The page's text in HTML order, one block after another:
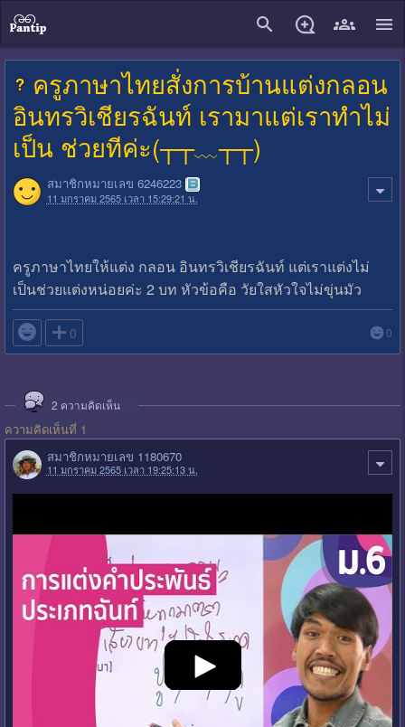
ครูภาษาไทยสั่งการบ้านแต่งกลอน
อินทรวิเชียรฉันท์ เรามาแต่เราทำไม่
เป็น ช่วยทีค่ะ(┬┬﹏┬┬)
สมาชิกหมายเลข 6246223
11 มกราคม 2565 เวลา 15:29:21 น.
ครูภาษาไทยให้แต่ง กลอน อินทรวิเชียรฉันท์ แต่เราแต่งไม่
เป็นช่วยแต่งหน่อยค่ะ 2 บท หัวข้อคือ วัยใสหัวใจไม่ขุ่นมัว
 0 0
2 ความคิดเห็น
ความคิดเห็นที่ 1
สมาชิกหมายเลข 1180670
11 มกราคม 2565 เวลา 19:25:13 น.
close